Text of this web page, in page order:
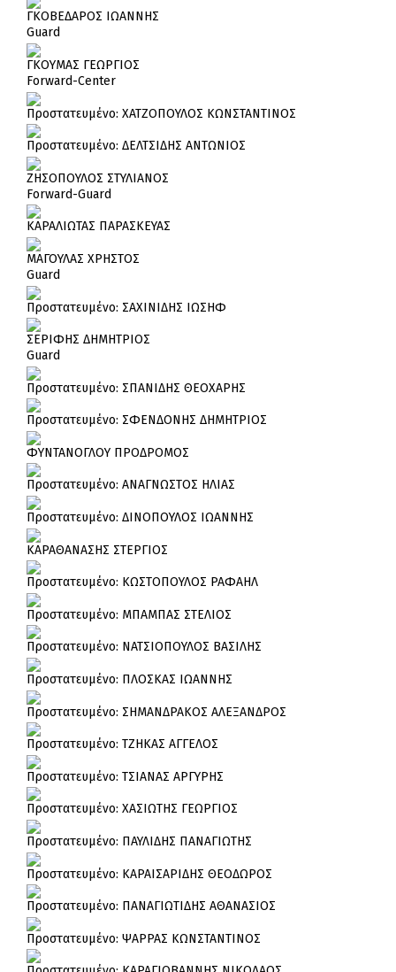
ΓΚΟΒΕΔΑΡΟΣ ΙΩΑΝΝΗΣ
Guard
ΓΚΟΥΜΑΣ ΓΕΩΡΓΙΟΣ
Forward-Center
Πρoστατευμένο: ΧΑΤΖΟΠΟΥΛΟΣ ΚΩΝΣΤΑΝΤΙΝΟΣ
Πρoστατευμένο: ΔΕΛΤΣΙΔΗΣ ΑΝΤΩΝΙΟΣ
ΖΗΣΟΠΟΥΛΟΣ ΣΤΥΛΙΑΝΟΣ
Forward-Guard
ΚΑΡΑΛΙΩΤΑΣ ΠΑΡΑΣΚΕΥΑΣ
ΜΑΓΟΥΛΑΣ ΧΡΗΣΤΟΣ
Guard
Πρoστατευμένο: ΣΑΧΙΝΙΔΗΣ ΙΩΣΗΦ
ΣΕΡΙΦΗΣ ΔΗΜΗΤΡΙΟΣ
Guard
Πρoστατευμένο: ΣΠΑΝΙΔΗΣ ΘΕΟΧΑΡΗΣ
Πρoστατευμένο: ΣΦΕΝΔΟΝΗΣ ΔΗΜΗΤΡΙΟΣ
ΦΥΝΤΑΝΟΓΛΟΥ ΠΡΟΔΡΟΜΟΣ
Πρoστατευμένο: ΑΝΑΓΝΩΣΤΟΣ ΗΛΙΑΣ
Πρoστατευμένο: ΔΙΝΟΠΟΥΛΟΣ ΙΩΑΝΝΗΣ
ΚΑΡΑΘΑΝΑΣΗΣ ΣΤΕΡΓΙΟΣ
Πρoστατευμένο: ΚΩΣΤΟΠΟΥΛΟΣ ΡΑΦΑΗΛ
Πρoστατευμένο: ΜΠΑΜΠΑΣ ΣΤΕΛΙΟΣ
Πρoστατευμένο: ΝΑΤΣΙΟΠΟΥΛΟΣ ΒΑΣΙΛΗΣ
Πρoστατευμένο: ΠΛΟΣΚΑΣ ΙΩΑΝΝΗΣ
Πρoστατευμένο: ΣΗΜΑΝΔΡΑΚΟΣ ΑΛΕΞΑΝΔΡΟΣ
Πρoστατευμένο: ΤΖΗΚΑΣ ΑΓΓΕΛΟΣ
Πρoστατευμένο: ΤΣΙΑΝΑΣ ΑΡΓΥΡΗΣ
Πρoστατευμένο: ΧΑΣΙΩΤΗΣ ΓΕΩΡΓΙΟΣ
Πρoστατευμένο: ΠΑΥΛΙΔΗΣ ΠΑΝΑΓΙΩΤΗΣ
Πρoστατευμένο: ΚΑΡΑΙΣΑΡΙΔΗΣ ΘΕΟΔΩΡΟΣ
Πρoστατευμένο: ΠΑΝΑΓΙΩΤΙΔΗΣ ΑΘΑΝΑΣΙΟΣ
Πρoστατευμένο: ΨΑΡΡΑΣ ΚΩΝΣΤΑΝΤΙΝΟΣ